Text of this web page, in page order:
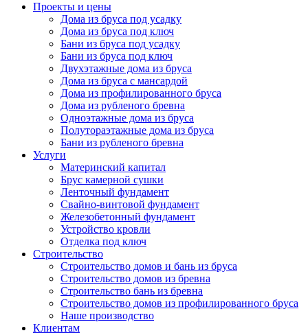
Проекты и цены
Дома из бруса под усадку
Дома из бруса под ключ
Бани из бруса под усадку
Бани из бруса под ключ
Двухэтажные дома из бруса
Дома из бруса с мансардой
Дома из профилированного бруса
Дома из рубленого бревна
Одноэтажные дома из бруса
Полутораэтажные дома из бруса
Бани из рубленого бревна
Услуги
Материнский капитал
Брус камерной сушки
Ленточный фундамент
Свайно-винтовой фундамент
Железобетонный фундамент
Устройство кровли
Отделка под ключ
Строительство
Строительство домов и бань из бруса
Строительство домов из бревна
Строительство бань из бревна
Строительство домов из профилированного бруса
Наше производство
Клиентам